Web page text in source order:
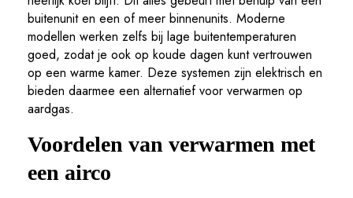
buitenunit en een of meer binnenunits. Moderne
modellen werken zelfs bij lage buitentemperaturen
goed, zodat je ook op koude dagen kunt vertrouwen
op een warme kamer. Deze systemen zijn elektrisch en
bieden daarmee een alternatief voor verwarmen op
aardgas.
Voordelen van verwarmen met
een airco